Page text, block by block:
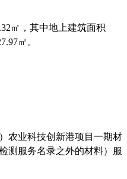
㎡，其中地上建筑面积
㎡。
农业科技创新港项目一期材
测服务名录之外的材料）服